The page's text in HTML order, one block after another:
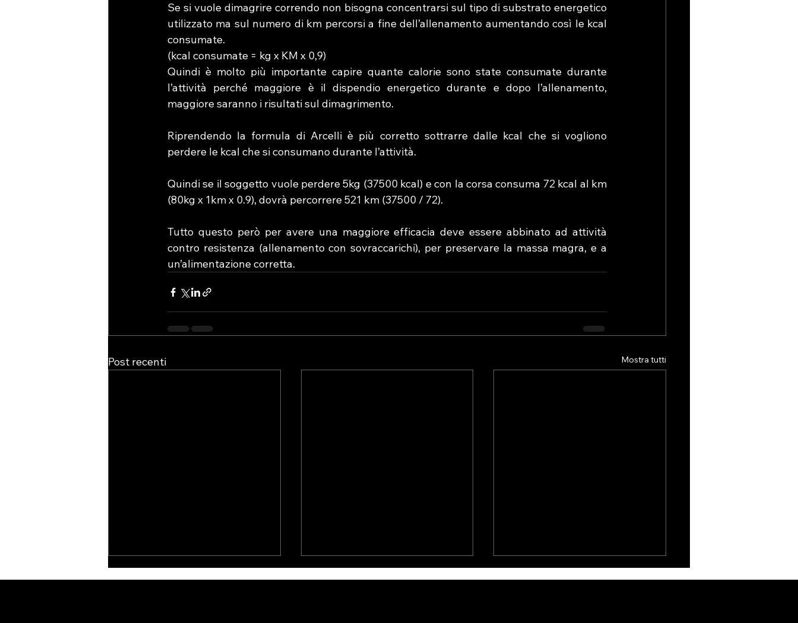
Se si vuole dimagrire correndo non bisogna concentrarsi sul tipo di substrato energetico
utilizzato ma sul numero di km percorsi a fine dell’allenamento aumentando così le kcal
consumate.
(kcal consumate = kg x KM x 0,9)
Quindi è molto più importante capire quante calorie sono state consumate durante
l’attività perché maggiore è il dispendio energetico durante e dopo l’allenamento,
maggiore saranno i risultati sul dimagrimento.
Riprendendo la formula di Arcelli è più corretto sottrarre dalle kcal che si vogliono
perdere le kcal che si consumano durante l’attività.
Quindi se il soggetto vuole perdere 5kg (37500 kcal) e con la corsa consuma 72 kcal al km
(80kg x 1km x 0.9), dovrà percorrere 521 km (37500 / 72).
Tutto questo però per avere una maggiore efficacia deve essere abbinato ad attività
contro resistenza (allenamento con sovraccarichi), per preservare la massa magra, e a
un’alimentazione corretta.
Post recenti Mostra tutti